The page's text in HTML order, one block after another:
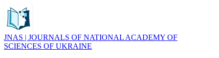
JNAS | JOURNALS OF NATIONAL ACADEMY OF
SCIENCES OF UKRAINE